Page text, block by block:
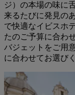
ジ）の本場の味に
来るたびに発見の
で快適なイビスホ
たのご予算に合わ
バジェットをご用
に合わせてお選び